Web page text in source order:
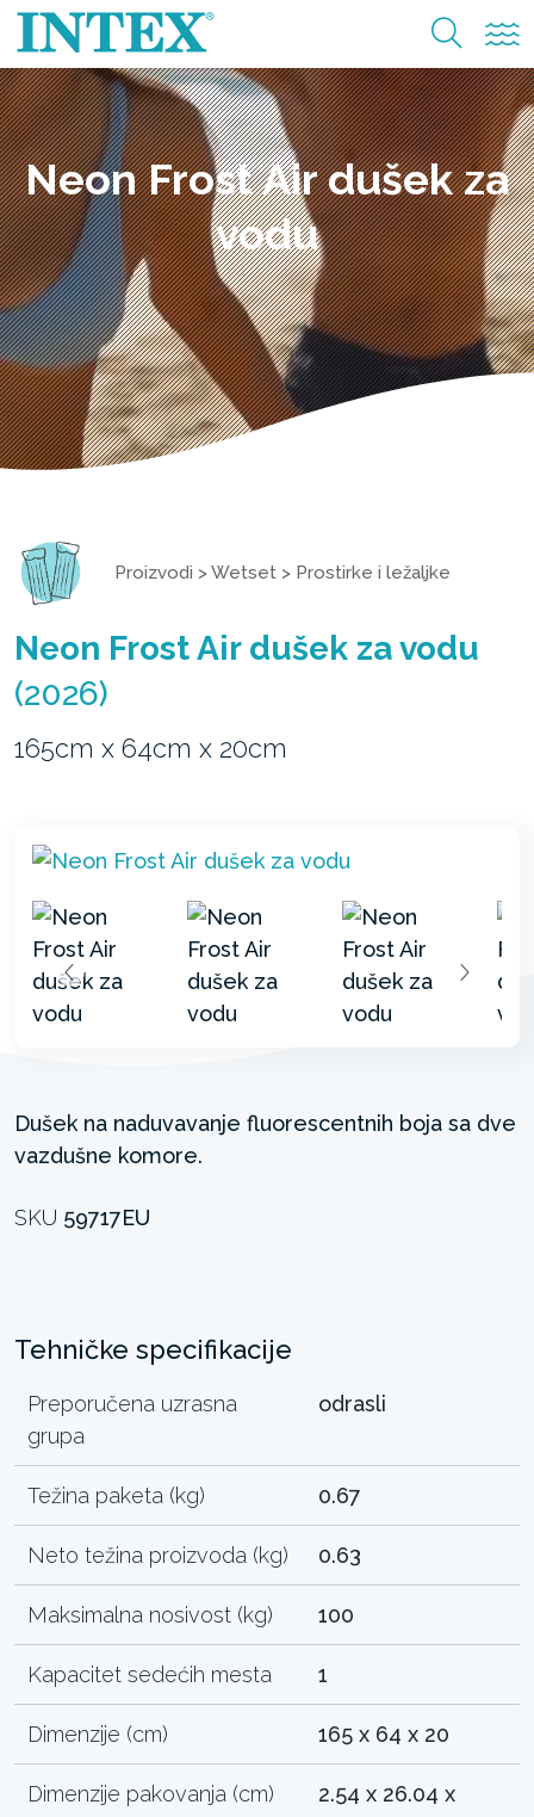
Neon Frost Air dušek za
vodu
Proizvodi >Wetset > Prostirke i ležaljke
Neon Frost Air dušek za vodu
(2026)
165cm x 64cm x 20cm
Dušek na naduvavanje fluorescentnih boja sa dve
vazdušne komore.
SKU 59717EU
Tehničke specifikacije
Preporučena uzrasna
grupa
odrasli
Težina paketa (kg) 0.67
Neto težina proizvoda (kg) 0.63
Maksimalna nosivost (kg) 100
Kapacitet sedećih mesta 1
Dimenzije (cm) 165 x 64 x 20
Dimenzije pakovanja (cm)
2.54 x 26.04 x